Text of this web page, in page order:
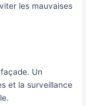
les mauvaises
Un
et la surveillance